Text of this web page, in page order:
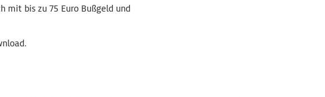
mit bis zu 75 Euro Bußgeld und